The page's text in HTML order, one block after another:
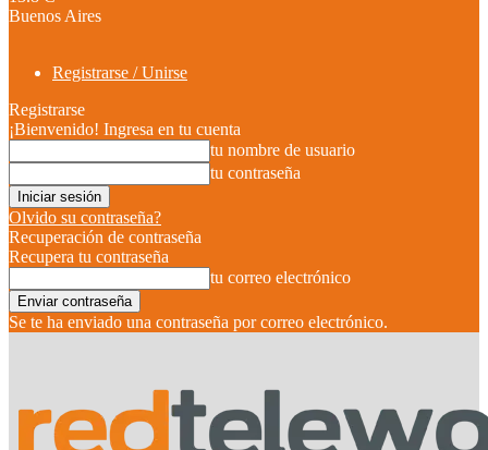
Buenos Aires
Registrarse / Unirse
Registrarse
¡Bienvenido! Ingresa en tu cuenta
tu nombre de usuario
tu contraseña
Olvido su contraseña?
Recuperación de contraseña
Recupera tu contraseña
tu correo electrónico
Se te ha enviado una contraseña por correo electrónico.